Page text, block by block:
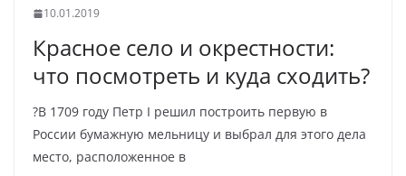
10.01.2019
Красное село и окрестности:
что посмотреть и куда сходить?
?В 1709 году Петр I решил построить первую в
России бумажную мельницу и выбрал для этого дела
место, расположенное в